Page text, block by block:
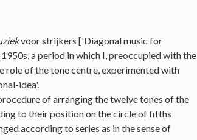
voor strijkers ['Diagonal music for
a period in which I, preoccupied with the
role of the tone centre, experimented with
idea'.
of arranging the twelve tones of the
to their position on the circle of fifths
according to series as in the sense of